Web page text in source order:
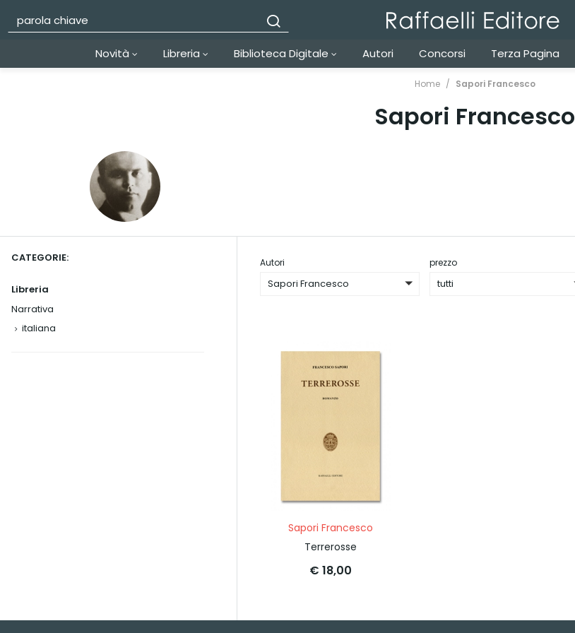
Novità Libreria Biblioteca Digitale Autori Concorsi Terza Pagina
Home Sapori Francesco
Sapori Francesco
CATEGORIE:
Libreria
Narrativa
italiana
Autori
Sapori Francesco
prezzo
tutti
Sapori Francesco
Terrerosse
€ 18,00